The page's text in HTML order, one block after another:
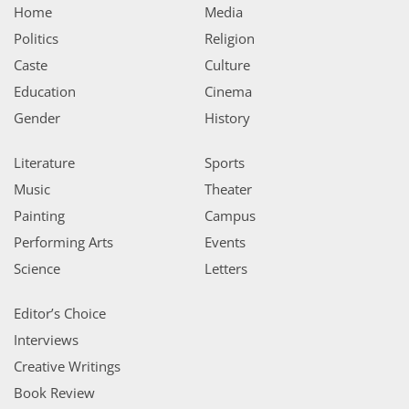
Home
Politics
Caste
Education
Gender
Media
Religion
Culture
Cinema
History
Literature
Music
Painting
Performing Arts
Science
Sports
Theater
Campus
Events
Letters
Editor’s Choice
Interviews
Creative Writings
Book Review